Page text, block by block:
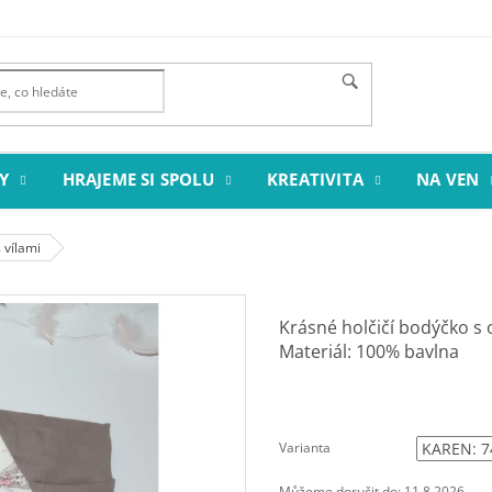
HRAJEME SI SPOLU KREATIVITA NA VEN
vílami
Varianta
Krásné holčičí bodýčko s
Materiál: 100% bavlna